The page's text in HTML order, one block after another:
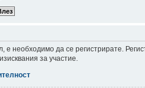
е необходимо да се регистрирате.
за участие.